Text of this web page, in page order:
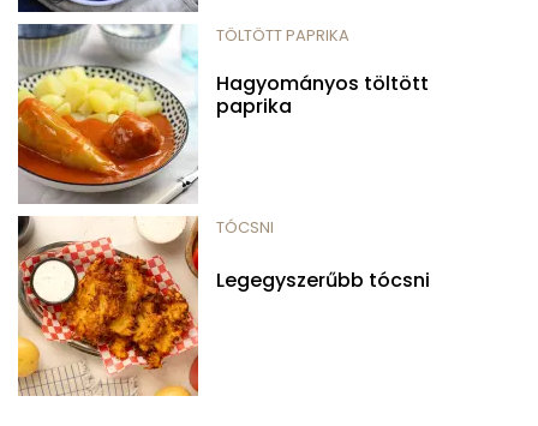
TÖLTÖTT PAPRIKA
Hagyományos töltött
paprika
TÓCSNI
Legegyszerűbb tócsni